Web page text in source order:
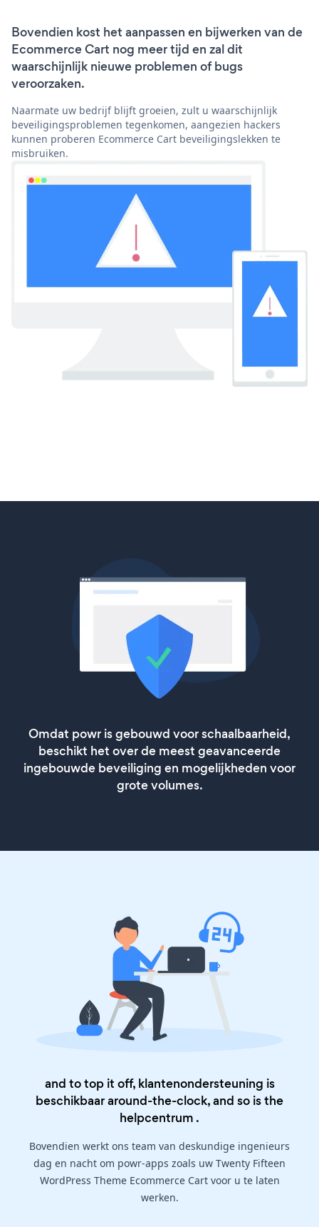
Bovendien kost het aanpassen en bijwerken van de
Ecommerce Cart nog meer tijd en zal dit
waarschijnlijk nieuwe problemen of bugs
veroorzaken.
Naarmate uw bedrijf blijft groeien, zult u waarschijnlijk
beveiligingsproblemen tegenkomen, aangezien hackers
kunnen proberen Ecommerce Cart beveiligingslekken te
misbruiken.
Omdat powr is gebouwd voor schaalbaarheid,
beschikt het over de meest geavanceerde
ingebouwde beveiliging en mogelijkheden voor
grote volumes.
and to top it off, klantenondersteuning is
beschikbaar around-the-clock, and so is the
helpcentrum .
Bovendien werkt ons team van deskundige ingenieurs
dag en nacht om powr-apps zoals uw Twenty Fifteen
WordPress Theme Ecommerce Cart voor u te laten
werken.